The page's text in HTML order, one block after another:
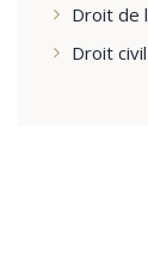
Droit de
Droit civil